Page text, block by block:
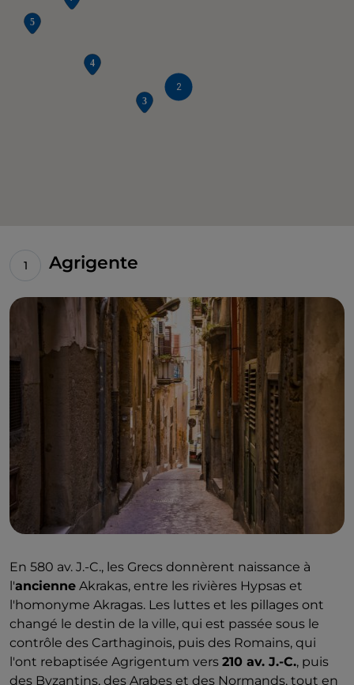
2
Agrigente
En 580 av. J.-C., les Grecs donnèrent naissance à
l'ancienne Akrakas, entre les rivières Hypsas et
l'homonyme Akragas. Les luttes et les pillages ont
changé le destin de la ville, qui est passée sous le
contrôle des Carthaginois, puis des Romains, qui
l'ont rebaptisée Agrigentum vers 210 av. J.-C., puis
des Byzantins, des Arabes et des Normands, tout en